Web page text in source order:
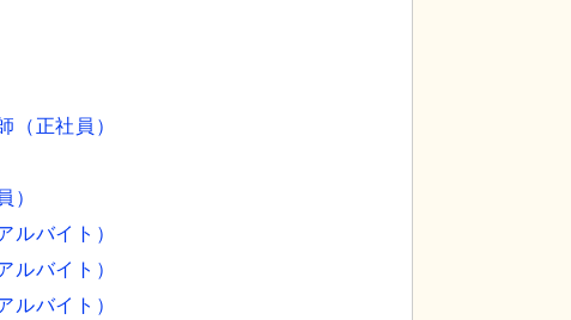
（正社員）
）
ルバイト）
ルバイト）
ルバイト）